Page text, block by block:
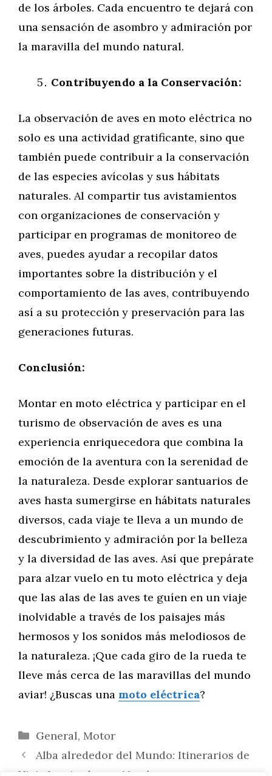
de los árboles. Cada encuentro te dejará con
una sensación de asombro y admiración por
la maravilla del mundo natural.
Contribuyendo a la Conservación:
La observación de aves en moto eléctrica no
solo es una actividad gratificante, sino que
también puede contribuir a la conservación
de las especies avícolas y sus hábitats
naturales. Al compartir tus avistamientos
con organizaciones de conservación y
participar en programas de monitoreo de
aves, puedes ayudar a recopilar datos
importantes sobre la distribución y el
comportamiento de las aves, contribuyendo
así a su protección y preservación para las
generaciones futuras.
Conclusión:
Montar en moto eléctrica y participar en el
turismo de observación de aves es una
experiencia enriquecedora que combina la
emoción de la aventura con la serenidad de
la naturaleza. Desde explorar santuarios de
aves hasta sumergirse en hábitats naturales
diversos, cada viaje te lleva a un mundo de
descubrimiento y admiración por la belleza
y la diversidad de las aves. Así que prepárate
para alzar vuelo en tu moto eléctrica y deja
que las alas de las aves te guíen en un viaje
inolvidable a través de los paisajes más
hermosos y los sonidos más melodiosos de
la naturaleza. ¡Que cada giro de la rueda te
lleve más cerca de las maravillas del mundo
aviar! ¿Buscas una moto eléctrica?
Categorías
General, Motor
Alba alrededor del Mundo: Itinerarios de